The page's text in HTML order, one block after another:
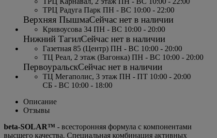
ТРЦ Радуга Парк ПН - ВС 10:00 - 22:00
Верхняя ПышмаСейчас нет в наличии
Кривоусова 34 ПН - ВС 10:00 - 20:00
Нижний ТагилСейчас нет в наличии
Газетная 85 (Центр) ПН - ВС 10:00 - 20:00
ТЦ Реал, 2 этаж (Вагонка) ПН - ВС 10:00 - 20:00
ПервоуральскСейчас нет в наличии
ТЦ Мегаполис, 3 этаж ПН - ПТ 10:00 - 20:00
СБ - ВС 10:00 - 18:00
Описание
Отзывы
beta-SOLAR™ - всесторонняя формула с компонентами
высшего качества. Специальная комбинация активных